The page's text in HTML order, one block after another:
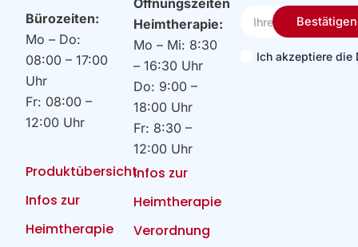
Bürozeiten:
Mo – Do:
08:00 – 17:00
Uhr
Fr: 08:00 –
12:00 Uhr
Produktübersicht
Infos zur
Heimtherapie
Heimtherapie:
Mo – Mi: 8:30
– 16:30 Uhr
Do: 9:00 –
18:00 Uhr
Fr: 8:30 –
12:00 Uhr
Infos zur
Heimtherapie
Verordnung
Email
Ich akzeptiere die
Bestätigen